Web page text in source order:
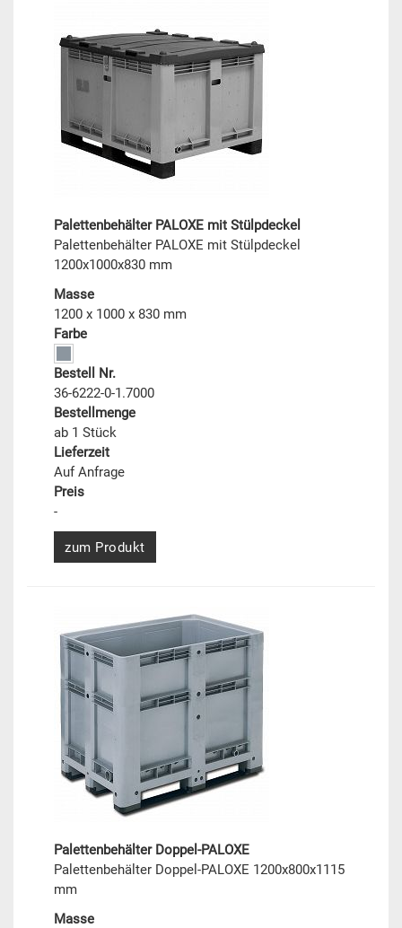
Palettenbehälter PALOXE mit Stülpdeckel
Palettenbehälter PALOXE mit Stülpdeckel
1200x1000x830 mm
Masse
1200 x 1000 x 830 mm
Farbe
Bestell Nr.
36-6222-0-1.7000
Bestellmenge
ab 1 Stück
Lieferzeit
Auf Anfrage
Preis
-
zum Produkt
Palettenbehälter Doppel-PALOXE
Palettenbehälter Doppel-PALOXE 1200x800x1115
mm
Masse